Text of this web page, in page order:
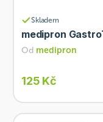
Skladem
medipron
Od medipron
125 Kč